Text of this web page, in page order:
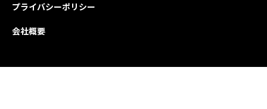
プライバシーポリシー
会社概要